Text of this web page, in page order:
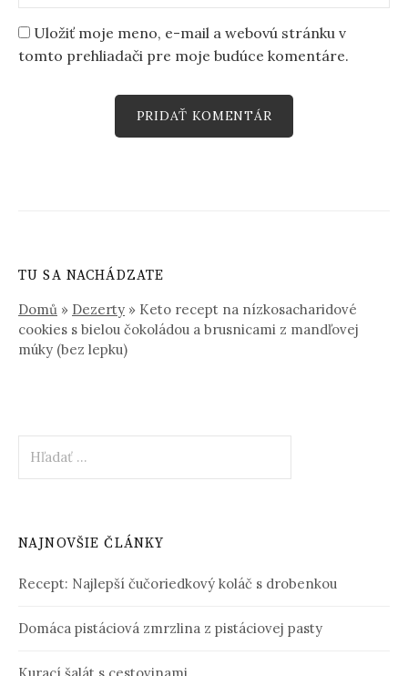
Uložiť moje meno, e-mail a webovú stránku v
tomto prehliadači pre moje budúce komentáre.
TU SA NACHÁDZATE
Domů » Dezerty » Keto recept na nízkosacharidové
cookies s bielou čokoládou a brusnicami z mandľovej
múky (bez lepku)
NAJNOVŠIE ČLÁNKY
Recept: Najlepší čučoriedkový koláč s drobenkou
Domáca pistáciová zmrzlina z pistáciovej pasty